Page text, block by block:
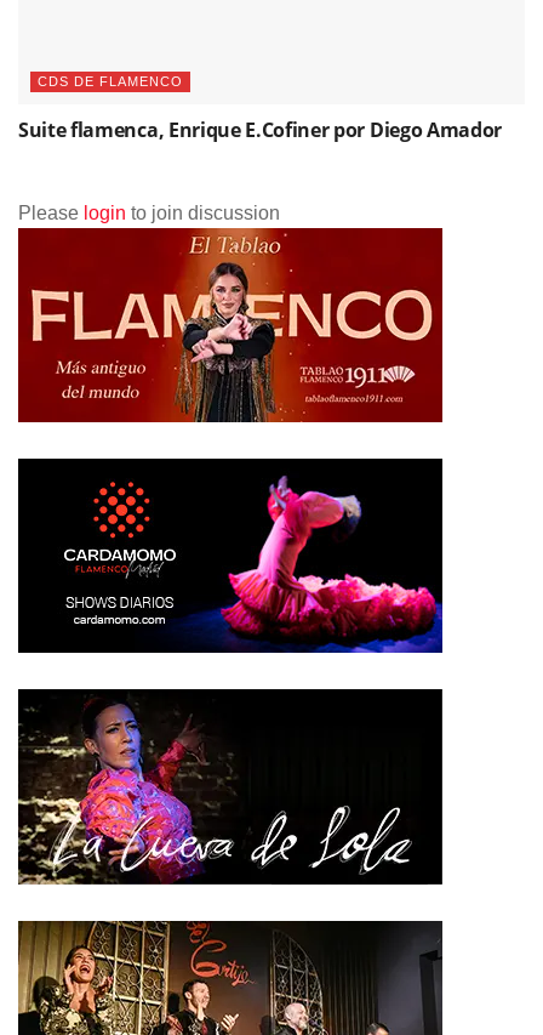
CDS DE FLAMENCO
Suite flamenca, Enrique E.Cofiner por Diego Amador
Please login to join discussion